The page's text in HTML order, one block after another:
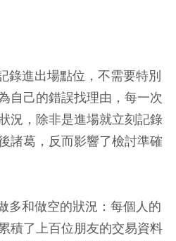
錄進出場點位，不需要特別
自己的錯誤找理由，每一次
況，除非是進場就立刻記錄
諸葛，反而影響了檢討準確
多和做空的狀況：每個人的
積了上百位朋友的交易資料